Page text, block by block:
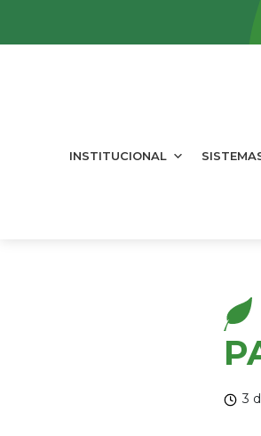
INSTITUCIONAL
3